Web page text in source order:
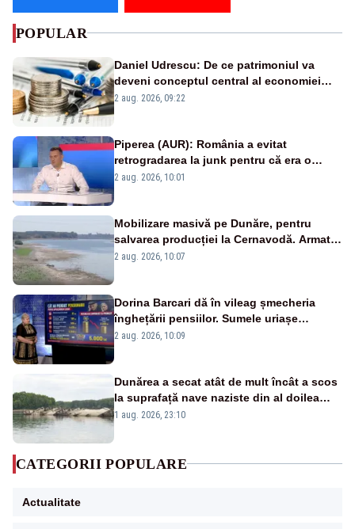
POPULAR
Daniel Udrescu: De ce patrimoniul va
deveni conceptul central al economiei
viitoare?
2 aug. 2026, 09:22
Piperea (AUR): România a evitat
retrogradarea la junk pentru că era o
catastrofă pentru bănci și fondurile de
2 aug. 2026, 10:01
Mobilizare masivă pe Dunăre, pentru
salvarea producției la Cernavodă. Armata
va detona o stâncă și va devia apa
2 aug. 2026, 10:07
Dorina Barcari dă în vileag șmecheria
înghețării pensiilor. Sumele uriașe
pierdute de fiecare român
2 aug. 2026, 10:09
Dunărea a secat atât de mult încât a scos
la suprafață nave naziste din al doilea
război mondial
1 aug. 2026, 23:10
CATEGORII POPULARE
Actualitate